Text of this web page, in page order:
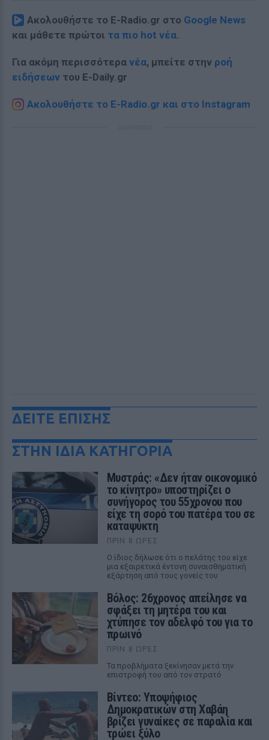
Ακολουθήστε το E-Radio.gr στο Google News
και μάθετε πρώτοι τα πιο hot νέα.
Για ακόμη περισσότερα νέα, μπείτε στην ροή
ειδήσεων του E-Daily.gr
Ακολουθήστε το E-Radio.gr και στο Instagram
ΔΕΙΤΕ ΕΠΙΣΗΣ
ΣΤΗΝ ΙΔΙΑ ΚΑΤΗΓΟΡΙΑ
Μυστράς: «Δεν ήταν οικονομικό
το κίνητρο» υποστηρίζει ο
συνήγορος του 55χρονου που
είχε τη σορό του πατέρα του σε
καταψύκτη
ΠΡΙΝ 8 ΏΡΕΣ
Ο ίδιος δήλωσε ότι ο πελάτης του είχε
μια εξαιρετικά έντονη συναισθηματική
εξάρτηση από τους γονείς του
Βόλος: 26χρονος απείλησε να
σφάξει τη μητέρα του και
χτύπησε τον αδελφό του για το
πρωινό
ΠΡΙΝ 8 ΏΡΕΣ
Τα προβλήματα ξεκίνησαν μετά την
επιστροφή του από τον στρατό
Βίντεο: Υποψήφιος
Δημοκρατικών στη Χαβάη
βρίζει γυναίκες σε παραλία και
τρώει ξύλο